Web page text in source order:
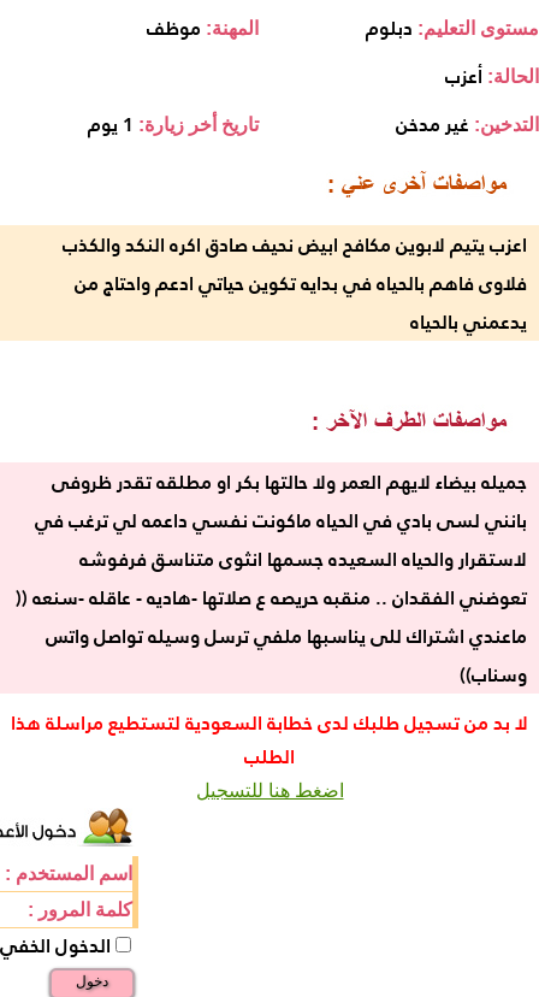
المهنة: موظف مستوى التعليم: دبلوم
الحالة: أعزب
تاريخ أخر زيارة: 1 يوم التدخين: غير مدخن
اعزب يتيم لابوين مكافح ابيض نحيف صادق اكره النكد والكذب
فلاوى فاهم بالحياه في بدايه تكوين حياتي ادعم واحتاج من
يدعمني بالحياه
جميله بيضاء لايهم العمر ولا حالتها بكر او مطلقه تقدر ظروفى
بانني لسى بادي في الحياه ماكونت نفسي داعمه لي ترغب في
لاستقرار والحياه السعيده جسمها انثوى متناسق فرفوشه
تعوضني الفقدان .. منقبه حريصه ع صلاتها -هاديه - عاقله -سنعه ((
ماعندي اشتراك للى يناسبها ملفي ترسل وسيله تواصل واتس
وسناب))
لا بد من تسجيل طلبك لدى خطابة السعودية لتستطيع مراسلة هذا
الطلب
اضغط هنا للتسجيل
اسم المستخدم :
كلمة المرور :
الدخول الخفي
دخول